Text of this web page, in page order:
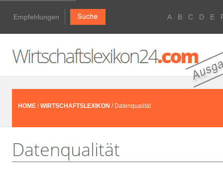
Empfehlungen A B C D E
HOME /WIRTSCHAFTSLEXIKON / Datenqualität
Datenqualität